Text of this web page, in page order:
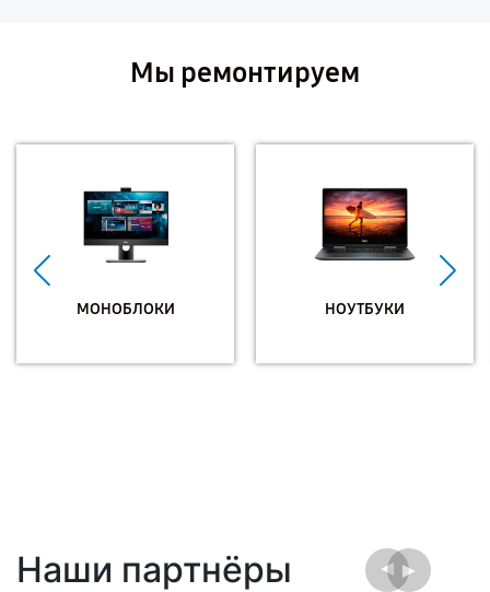
Мы ремонтируем
МОНОБЛОКИ НОУТБУКИ
Наши партнёры